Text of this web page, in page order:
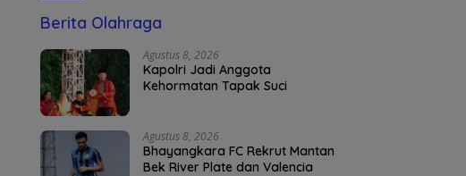
Berita Olahraga
Agustus 8, 2026
Kapolri Jadi Anggota
Kehormatan Tapak Suci
Agustus 8, 2026
Bhayangkara FC Rekrut Mantan
Bek River Plate dan Valencia